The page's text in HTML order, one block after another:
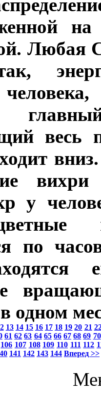
на
Любая
весь
у
по
одном
13 14 15 16 17 18 19 20 21
61 62 63 64 65 66 67 68 69 70
106 107 108 109 110 111 112
141 142 143 144 Вперед >>